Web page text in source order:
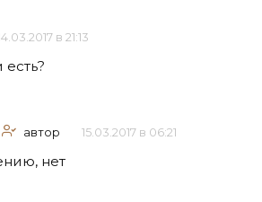
в 21:13
автор 15.03.2017 в 06:21
нет